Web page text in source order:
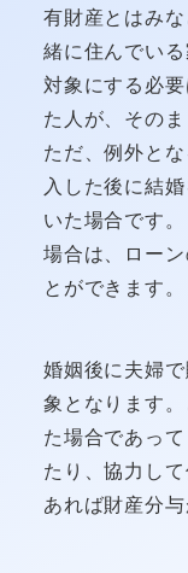
有財産とはみ
緒に住んでい
対象にする必
た人が、その
ただ、例外と
入した後に結
いた場合です
場合は、ロー
とができます。
婚姻後に夫婦
象となります
た場合であっ
たり、協力し
あれば財産分与